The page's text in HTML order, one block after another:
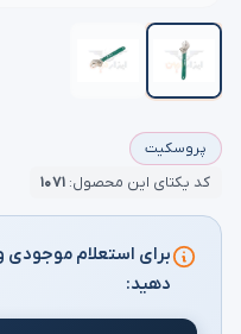
پروسکیت
کد یکتای این محصول: ۱۰۷۱
برای استعلام موجودی
دهید: